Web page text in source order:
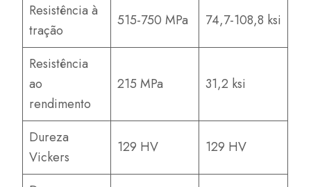
Resistência à
tração
515-750 MPa 74,7-108,8 ksi
Resistência
ao
rendimento
215 MPa 31,2 ksi
Dureza
Vickers
129 HV 129 HV